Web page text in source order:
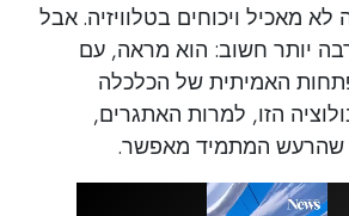
לא מאכיל ויכוחים בטלוויזיה. אבל
יותר חשוב: הוא מראה, עם
האמיתית של הכלכלה
הזו, למרות האתגרים,
שהרעש המתמיד מאפשר.